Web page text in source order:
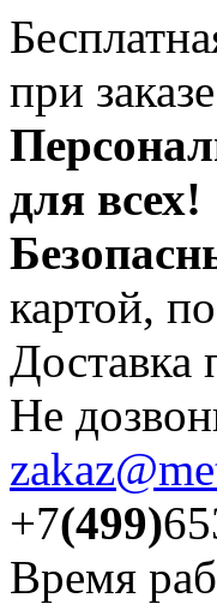
при
для всех!
картой,
Доставка
Не
+7(499)
Время